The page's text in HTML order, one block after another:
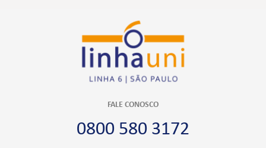
FALE CONOSCO
0800 580 3172